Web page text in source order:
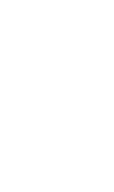
乔丹
克里
马尔
大卫
劳拉